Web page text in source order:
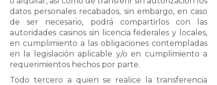
datos personales recabados, sin embargo, en caso
de ser necesario, podrá compartirlos con las
autoridades casinos sin licenciafederales y locales,
en cumplimiento a las obligaciones contempladas
en la legislación aplicable y/o en cumplimiento a
requerimientos hechos por parte.
Todo tercero a quien se realice la transferencia